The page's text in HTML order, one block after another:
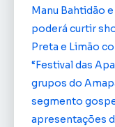
Manu Bahtidão
poderá curtir
Preta e Limão
“Festival das
grupos do
segmento
apresentações